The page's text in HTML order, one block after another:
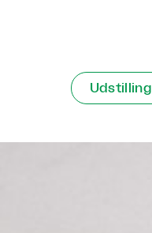
Udstilling